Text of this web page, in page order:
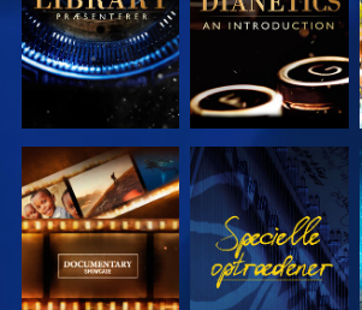
UDFORSK
SERIEN
SE